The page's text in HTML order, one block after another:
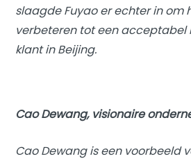
slaagde Fuyao er echter in om
verbeteren tot een acceptabel
klant in Beijing.
Cao Dewang, visionaire
Cao Dewang is een voorbeeld